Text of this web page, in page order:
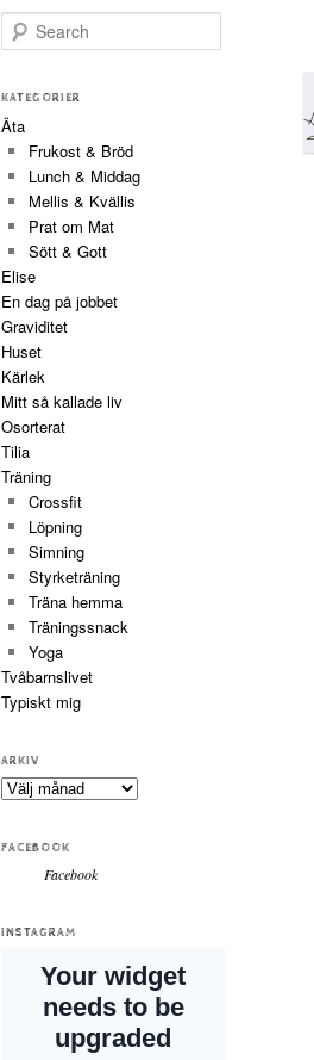
Search
KATEGORIER
Äta
Frukost & Bröd
Lunch & Middag
Mellis & Kvällis
Prat om Mat
Sött & Gott
Elise
En dag på jobbet
Graviditet
Huset
Kärlek
Mitt så kallade liv
Osorterat
Tilia
Träning
Crossfit
Löpning
Simning
Styrketräning
Träna hemma
Träningssnack
Yoga
Tvåbarnslivet
Typiskt mig
ARKIV
Arkiv
FACEBOOK
Facebook
INSTAGRAM